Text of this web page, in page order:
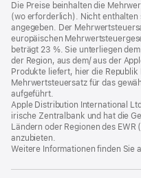
Die Preise beinhalten die
(wo erforderlich). Nicht
angegeben. Der
europäischen
beträgt 23 %. Sie unterliegen
der Region, aus dem/ aus der
Produkte liefert, hier die Republik
Mehrwertsteuersatz für das
aufgeführt.
Apple Distribution International
irische Zentralbank und hat die
Ländern oder Regionen des
anzubieten.
Weitere Informationen finden Sie